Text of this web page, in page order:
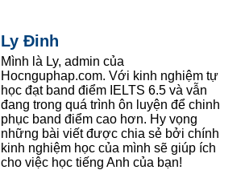
Ly Đinh
Mình là Ly, admin của
Hocnguphap.com. Với kinh nghiệm tự
học đạt band điểm IELTS 6.5 và vẫn
đang trong quá trình ôn luyện để chinh
phục band điểm cao hơn. Hy vọng
những bài viết được chia sẻ bởi chính
kinh nghiệm học của mình sẽ giúp ích
cho việc học tiếng Anh của bạn!